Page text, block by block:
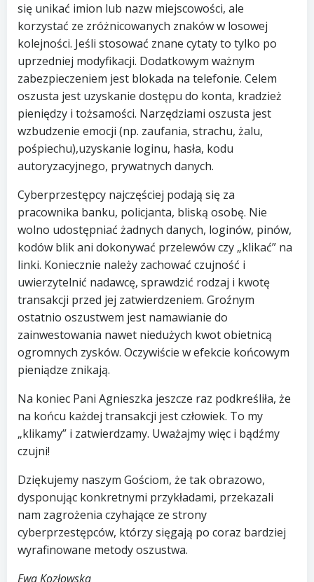
się unikać imion lub nazw miejscowości, ale
korzystać ze zróżnicowanych znaków w losowej
kolejności. Jeśli stosować znane cytaty to tylko po
uprzedniej modyfikacji. Dodatkowym ważnym
zabezpieczeniem jest blokada na telefonie. Celem
oszusta jest uzyskanie dostępu do konta, kradzież
pieniędzy i tożsamości. Narzędziami oszusta jest
wzbudzenie emocji (np. zaufania, strachu, żalu,
pośpiechu),uzyskanie loginu, hasła, kodu
autoryzacyjnego, prywatnych danych.
Cyberprzestępcy najczęściej podają się za
pracownika banku, policjanta, bliską osobę. Nie
wolno udostępniać żadnych danych, loginów, pinów,
kodów blik ani dokonywać przelewów czy „klikać” na
linki. Koniecznie należy zachować czujność i
uwierzytelnić nadawcę, sprawdzić rodzaj i kwotę
transakcji przed jej zatwierdzeniem. Groźnym
ostatnio oszustwem jest namawianie do
zainwestowania nawet niedużych kwot obietnicą
ogromnych zysków. Oczywiście w efekcie końcowym
pieniądze znikają.
Na koniec Pani Agnieszka jeszcze raz podkreśliła, że
na końcu każdej transakcji jest człowiek. To my
„klikamy” i zatwierdzamy. Uważajmy więc i bądźmy
czujni!
Dziękujemy naszym Gościom, że tak obrazowo,
dysponując konkretnymi przykładami, przekazali
nam zagrożenia czyhające ze strony
cyberprzestępców, którzy sięgają po coraz bardziej
wyrafinowane metody oszustwa.
Ewa Kozłowska